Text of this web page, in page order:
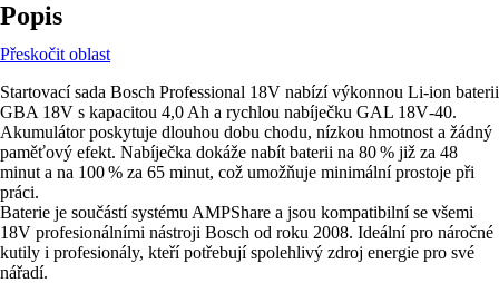
Popis
Přeskočit oblast
Startovací sada Bosch Professional 18V nabízí výkonnou Li‑ion baterii
GBA 18V s kapacitou 4,0 Ah a rychlou nabíječku GAL 18V‑40.
Akumulátor poskytuje dlouhou dobu chodu, nízkou hmotnost a žádný
paměťový efekt. Nabíječka dokáže nabít baterii na 80 % již za 48
minut a na 100 % za 65 minut, což umožňuje minimální prostoje při
práci.
Baterie je součástí systému AMPShare a jsou kompatibilní se všemi
18V profesionálními nástroji Bosch od roku 2008. Ideální pro náročné
kutily i profesionály, kteří potřebují spolehlivý zdroj energie pro své
nářadí.